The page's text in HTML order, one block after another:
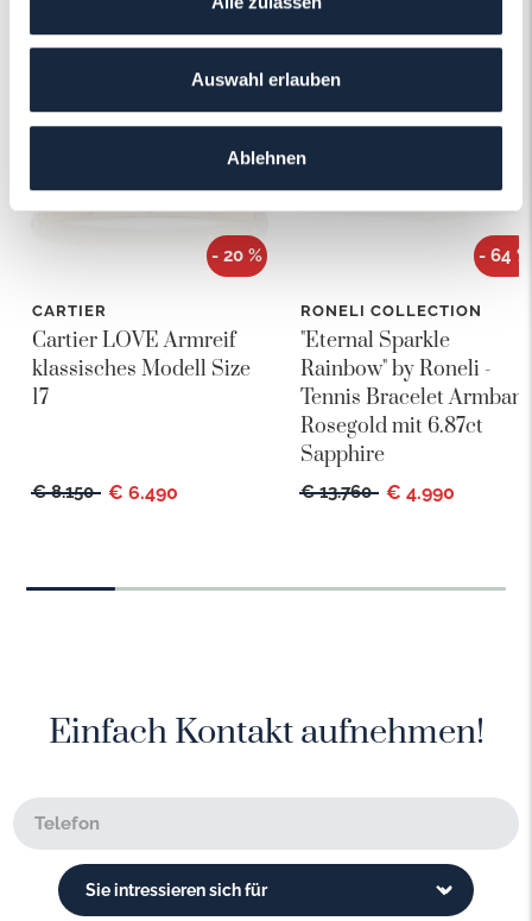
Auswahl erlauben
Ablehnen
Das könnte Ihnen auch gefallen!
- 20 %
CARTIER
Cartier LOVE Armreif
klassisches Modell Size
17
€ 8.150 € 6.490
- 64 %
RONELI COLLECTION
"Eternal Sparkle
Rainbow" by Roneli -
Tennis Bracelet
Rosegold mit 6.87ct
Sapphire
€ 13.760 € 4.990
Einfach Kontakt aufnehmen!